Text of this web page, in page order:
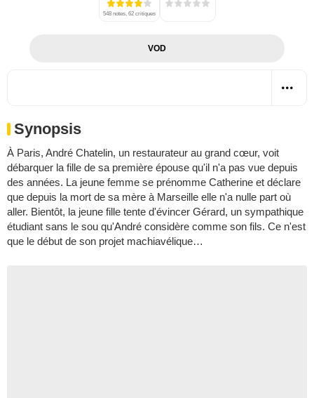
548 notes, 62 critiques
VOD
Synopsis
À Paris, André Chatelin, un restaurateur au grand cœur, voit
débarquer la fille de sa première épouse qu'il n'a pas vue depuis
des années. La jeune femme se prénomme Catherine et déclare
que depuis la mort de sa mère à Marseille elle n'a nulle part où
aller. Bientôt, la jeune fille tente d'évincer Gérard, un sympathique
étudiant sans le sou qu'André considère comme son fils. Ce n'est
que le début de son projet machiavélique…